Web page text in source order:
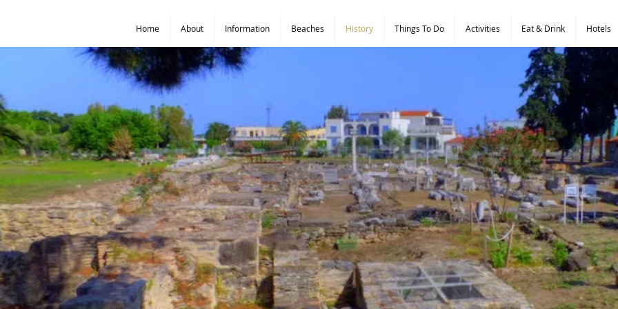
Home About Information Beaches History Things To Do Activities Eat & Drink Hotels